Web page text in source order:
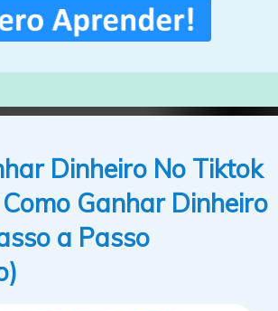
Dinheiro No Tiktok
Ganhar Dinheiro
a Passo